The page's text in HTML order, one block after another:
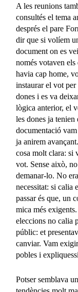
A les reunions
consultés el tema
després el pare
dir que si volíem
document on es
només votaven els
havia cap home,
instaurar el vot
dones i es va
lògica anterior, el
les dones ja
documentació
ja anirem
cosa molt clara: si
vot. Sense això,
demanar-lo. No
necessitat: si calia
passar és que, un
mica més
eleccions no calia
públic: et
canviar. Vam
pobles i
Potser semblava